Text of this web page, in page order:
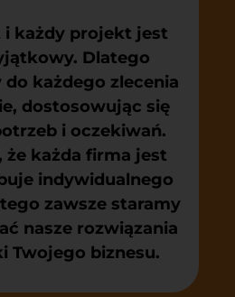
i każdy projekt jest
Dlatego
każdego zlecenia
dostosowując się
i oczekiwań.
że każda firma jest
indywidualnego
zawsze staramy
nasze rozwiązania
Twojego biznesu.